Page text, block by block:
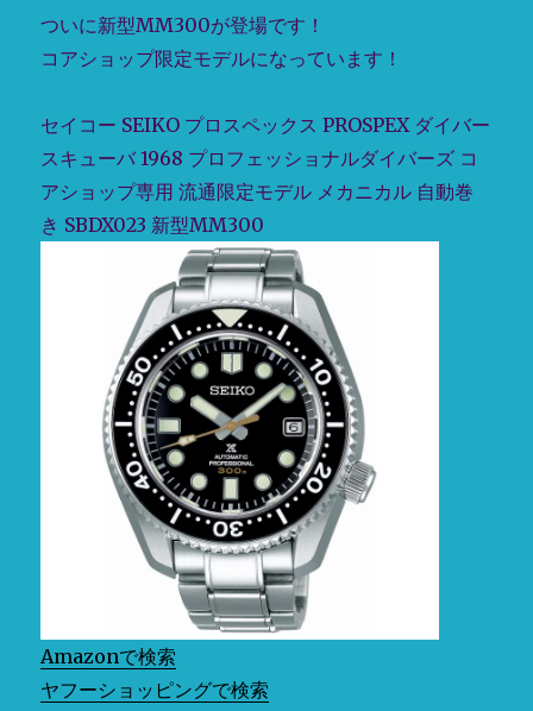
ス
モ
ウ
と
ブ
ル
ー
モ
ン
タ
ー
の
予
約
が
開
始
で
す！
に
ついに新型MM300が登場です！
コアショップ限定モデルになっています！
セイコー SEIKO プロスペックス PROSPEX ダイバー
スキューバ 1968 プロフェッショナルダイバーズ コ
アショップ専用 流通限定モデル メカニカル 自動巻
き SBDX023 新型MM300
Amazonで検索
ヤフーショッピングで検索